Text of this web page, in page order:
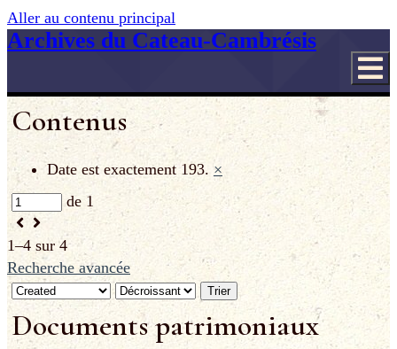
Aller au contenu principal
Archives du Cateau-Cambrésis
Contenus
Date est exactement 193. ×
de 1
1–4 sur 4
Recherche avancée
Trier
Documents patrimoniaux